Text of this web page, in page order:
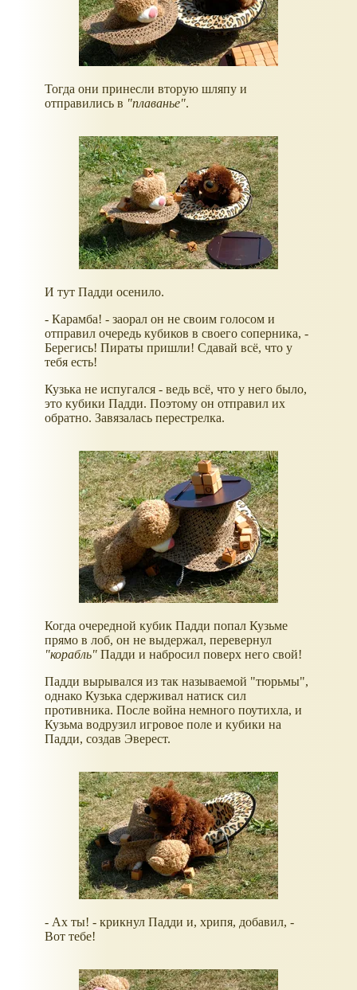
Тогда они принесли вторую шляпу и
отправились в "плаванье".
И тут Падди осенило.
- Карамба! - заорал он не своим голосом и
отправил очередь кубиков в своего соперника, -
Берегись! Пираты пришли! Сдавай всё, что у
тебя есть!
Кузька не испугался - ведь всё, что у него было,
это кубики Падди. Поэтому он отправил их
обратно. Завязалась перестрелка.
Когда очередной кубик Падди попал Кузьме
прямо в лоб, он не выдержал, перевернул
"корабль" Падди и набросил поверх него свой!
Падди вырывался из так называемой "тюрьмы",
однако Кузька сдерживал натиск сил
противника. После война немного поутихла, и
Кузьма водрузил игровое поле и кубики на
Падди, создав Эверест.
- Ах ты! - крикнул Падди и, хрипя, добавил, -
Вот тебе!